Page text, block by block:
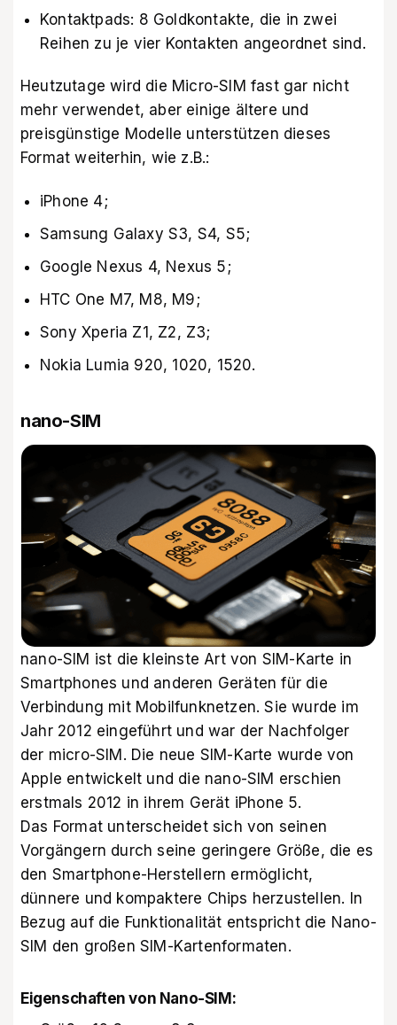
Kontaktpads: 8 Goldkontakte, die in zwei
Reihen zu je vier Kontakten angeordnet sind.
Heutzutage wird die Micro-SIM fast gar nicht
mehr verwendet, aber einige ältere und
preisgünstige Modelle unterstützen dieses
Format weiterhin, wie z.B.:
iPhone 4;
Samsung Galaxy S3, S4, S5;
Google Nexus 4, Nexus 5;
HTC One M7, M8, M9;
Sony Xperia Z1, Z2, Z3;
Nokia Lumia 920, 1020, 1520.
nano-SIM
nano-SIM ist die kleinste Art von SIM-Karte in
Smartphones und anderen Geräten für die
Verbindung mit Mobilfunknetzen. Sie wurde im
Jahr 2012 eingeführt und war der Nachfolger
der micro-SIM. Die neue SIM-Karte wurde von
Apple entwickelt und die nano-SIM erschien
erstmals 2012 in ihrem Gerät iPhone 5.
Das Format unterscheidet sich von seinen
Vorgängern durch seine geringere Größe, die es
den Smartphone-Herstellern ermöglicht,
dünnere und kompaktere Chips herzustellen. In
Bezug auf die Funktionalität entspricht die Nano-
SIM den großen SIM-Kartenformaten.
Eigenschaften von Nano-SIM: